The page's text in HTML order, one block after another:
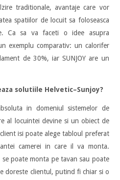
traditionale, avantaje care vor
spatiilor de locuit sa foloseasca
Ca sa va faceti o idee asupra
exemplu comparativ: un calorifer
de 30%, iar SUNJOY are un
solutiile Helvetic–Sunjoy?
in domeniul sistemelor de
al locuintei devine si un obiect de
isi poate alege tabloul preferat
camerei in care il va monta.
poate monta pe tavan sau poate
doreste clientul, putind fi chiar si o